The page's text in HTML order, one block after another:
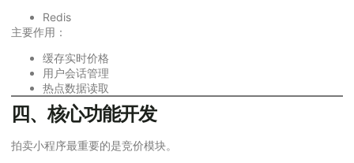
Redis
主要作用：
缓存实时价格
用户会话管理
热点数据读取
四、核心功能开发
拍卖小程序最重要的是竞价模块。